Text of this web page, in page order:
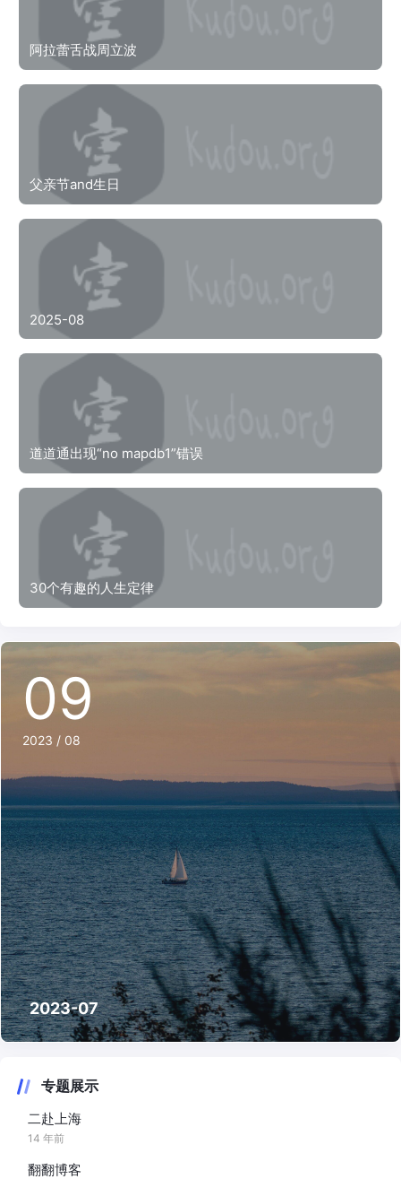
阿拉蕾舌战周立波
父亲节and生日
2025-08
道道通出现“no mapdb1”错误
30个有趣的人生定律
2023-07
09
2023 / 08
专题展示
二赴上海
14 年前
翻翻博客